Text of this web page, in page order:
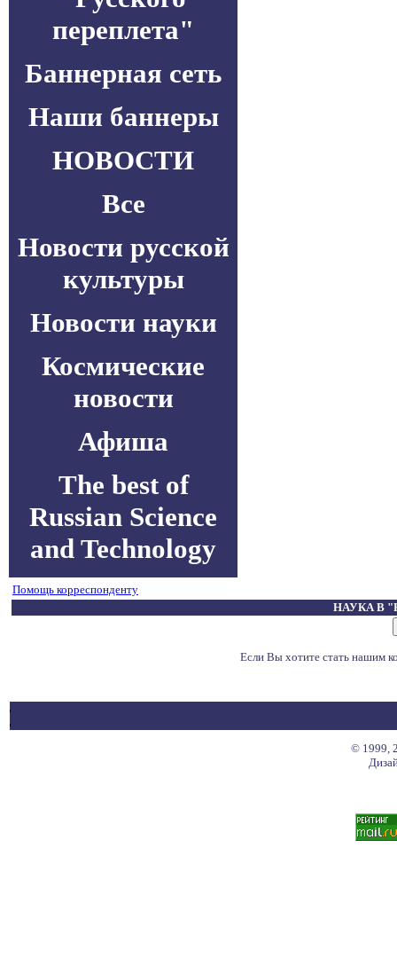
переплета"
Баннерная сеть
Наши баннеры
НОВОСТИ
Все
Новости русской
культуры
Новости науки
Космические
новости
Афиша
The best of
Russian Science
and Technology
Помощь корреспонденту
НАУКА В
Если Вы хотите стать нашим
© 1999,